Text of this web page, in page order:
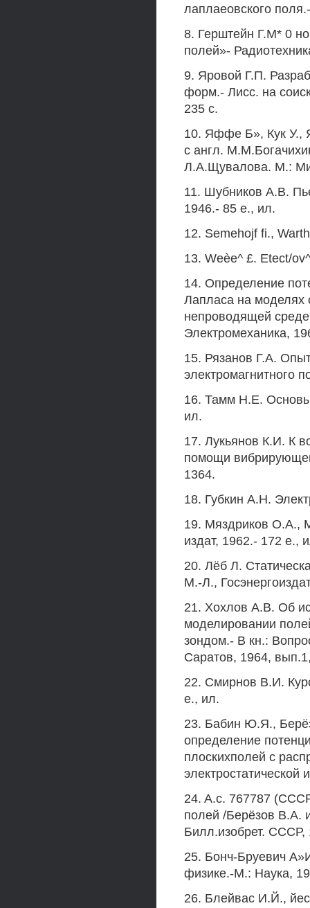
лаплаеовского
8. Герштейн Г.М* 0
полей»-
9. Яровой Г.П.
форм.- Лисс. на
235 с.
10. Яффе Б», Кук У.,
с англ.
Л.А.Щувалова. М.:
11. Шубников A.B.
1946.- 85 е., ил.
12. Semehojf fi.,
13. Weèe^ £. Etect/
14. Определение
Лапласа на моделях
непроводящей
Электромеханика,
15. Рязанов Г.А.
электромагнитного
16. Тамм Н.Е. Основы
ил.
17. Лукьянов К.И. К
помощи
1364.
18. Губкин А.Н.
19. Мяздриков O.A.,
издат, 1962.- 172 е.,
20. Лёб Л.
М.-Л.,
21. Хохлов A.B. Об
моделировании
зондом.- В кн.:
Саратов, 1964,
22. Смирнов В.И.
е., ил.
23. Бабин Ю.Я.,
определение
плоскихполей с
24. A.c. 767787
полей /Берёзов В.А.
Билл.изобрет. СССР,
25. Бонч-Бруевич
физике.-М.: Наука,
26. Блейвас И.Й.,